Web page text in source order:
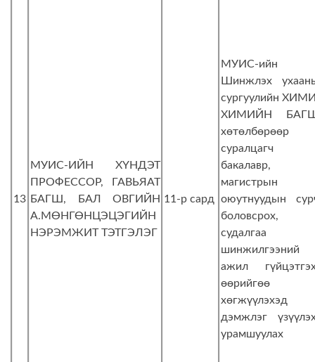
13
МУИС-ИЙН ХҮНДЭТ
ПРОФЕССОР, ГАВЬЯАТ
БАГШ, БАЛ ОВГИЙН
А.МӨНГӨНЦЭЦЭГИЙН
НЭРЭМЖИТ ТЭТГЭЛЭГ
11-р сард
МУИС-ийн
Шинжлэх
сургуулийн
ХИМИЙН
хөтөлбөрөөр
суралцагч
бакалавр,
магистрын
оюутнуудын
боловсрох,
судалгаа
шинжилгээний
ажил
өөрийгөө
хөгжүүлэхэд
дэмжлэг
урамшуулах